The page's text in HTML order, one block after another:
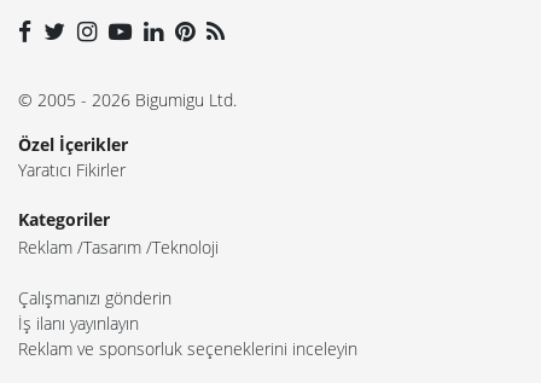
© 2005 - 2026 Bigumigu Ltd.
Özel İçerikler
Yaratıcı Fikirler
Kategoriler
Reklam Tasarım Teknoloji
Çalışmanızı gönderin
İş ilanı yayınlayın
Reklam ve sponsorluk seçeneklerini inceleyin